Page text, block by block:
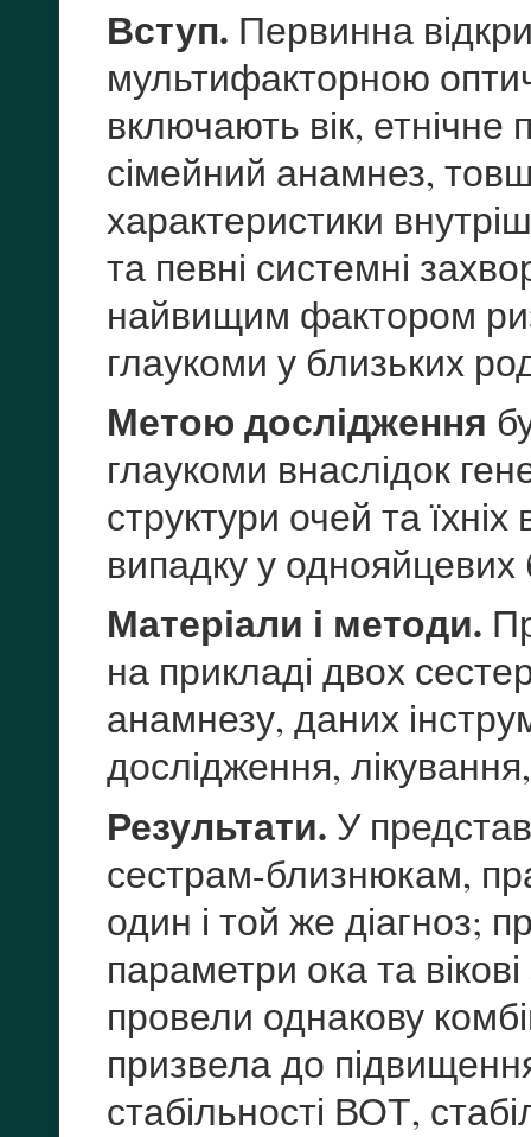
Вступ. Первинна
мультифакторною
включають вік, етнічне
сімейний анамнез,
характеристики
та певні системні
найвищим фактором
глаукоми у близьких
Метою дослідження
глаукоми внаслідок
структури очей та їхніх
випадку у однояйцевих
Матеріали і методи.
на прикладі двох
анамнезу, даних
дослідження,
Результати. У
сестрам-близнюкам,
один і той же діагноз;
параметри ока та
провели однакову
призвела до
стабільності ВОТ,